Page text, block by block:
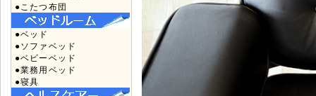
●こたつ布団
●ベッド
●ソファベッド
●ベビーベッド
●業務用ベッド
●寝具